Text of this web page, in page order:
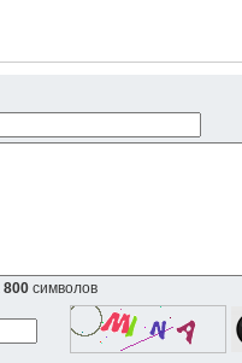
800 символов